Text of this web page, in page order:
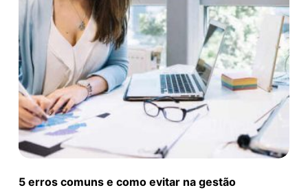
5 erros comuns e como evitar na gestão